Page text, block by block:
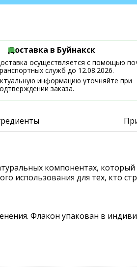
Доставка в Буйнакск
осуществляется с помощью
служб до 12.08.2026.
информацию уточняйте при
заказа.
компонентах,
использования для тех, кто
Флакон упакован в